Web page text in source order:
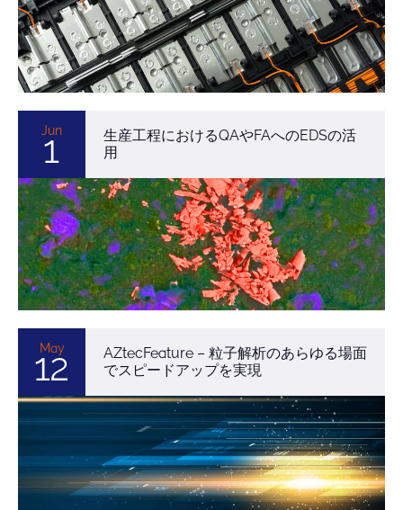
Jun
1
生産工程におけるQAやFAへのEDSの活
用
May
12
AZtecFeature – 粒子解析のあらゆる場面
でスピードアップを実現